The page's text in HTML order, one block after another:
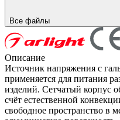
Все файлы
Описание
Источник напряжения с
применяется для питания
изделий. Сетчатый корпус
счёт естественной
свободное пространство в